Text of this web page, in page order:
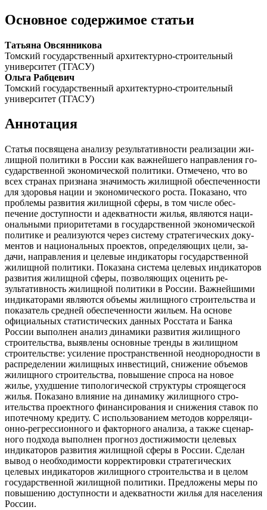
Основное содержимое статьи
Татьяна Овсянникова
Томский государственный архитектурно-строительный
университет (ТГАСУ)
Ольга Рабцевич
Томский государственный архитектурно-строительный
университет (ТГАСУ)
Аннотация
Статья посвящена анализу результативности реализации жи­
лищной политики в России как важнейшего направления го­
сударственной экономической политики. Отмечено, что во
всех странах признана значимость жилищной обеспеченно­сти
для здоровья нации и экономического роста. Показано, что
проблемы развития жилищной сферы, в том числе обес­
печение доступности и адекватности жилья, являются наци­
ональными приоритетами в государственной экономической
политике и реализуются через систему стратегических доку­
ментов и национальных проектов, определяющих цели, за­
дачи, направления и целевые индикаторы государственной
жилищной политики. Показана система целевых индикато­ров
развития жилищной сферы, позволяющих оценить ре­
зультативность жилищной политики в России. Важнейшими
индикаторами являются объемы жилищного строительства и
показатель средней обеспеченности жильем. На осно­ве
официальных статистических данных Росстата и Бан­ка
России выполнен анализ динамики развития жилищно­го
строительства, выявлены основные тренды в жилищном
строительстве: усиление пространственной неоднородно­сти в
распределении жилищных инвестиций, снижение объ­емов
жилищного строительства, повышение спроса на новое
жилье, ухудшение типологической структуры строящего­ся
жилья. Показано влияние на динамику жилищного стро­
ительства проектного финансирования и снижения ставок по
ипотечному кредиту. С использованием методов корреляци­
онно-регрессионного и факторного анализа, а также сценар­
ного подхода выполнен прогноз достижимости целевых
инди­каторов развития жилищной сферы в России. Сделан
вывод о необходимости корректировки стратегических
целевых ин­дикаторов жилищного строительства и в целом
государствен­ной жилищной политики. Предложены меры по
повышению доступности и адекватности жилья для населения
России.